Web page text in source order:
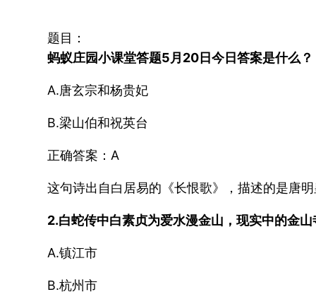
题目：
蚂蚁庄园小课堂答题5月20日今日答案是什么？
A.唐玄宗和杨贵妃
B.梁山伯和祝英台
正确答案：A
这句诗出自白居易的《长恨歌》，描述的是唐
2.白蛇传中白素贞为爱水漫金山，现实中的金
A.镇江市
B.杭州市